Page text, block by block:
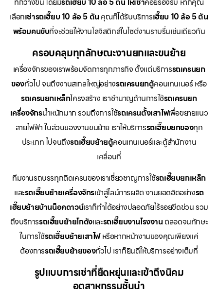
เลือกเช่ารถเฮี๊ยบ 10 ล้อ 5 ตัน คุณก็ได้รับบริการเฮี๊ยบ 10 ล้อ 5 ตัน
พร้อมคนขับที่จะช่วยให้งานโลจิสติกส์ในไซต์งานราบรื่นเช่นเดียวกัน
ครอบคลุมทุกลักษณะงานยกและขนย้าย
เครื่องจักรของเราพร้อมจัดการทุกภารกิจ ตั้งแต่บริการรถเครนยก
ของทั่วไป จนถึงงานสเกลใหญ่อย่างรถเครนยกตู้คอนเทนเนอร์ หรือ
รถเครนยกเหล็กโครงสร้าง เราชำนาญด้านการใช้รถเครนยก
เครื่องจักรน้ำหนักมาก รวมถึงการใช้รถเครนตั้งเสาไฟเพื่อขยายแนว
สายไฟฟ้า ในส่วนของงานขนย้าย เราให้บริการรถเฮี๊ยบยกของทุก
ประเภท ไปจนถึงรถเฮี๊ยบย้ายตู้คอนเทนเนอร์และตู้สำนักงาน
เคลื่อนที่
ทีมงานรถบรรทุกติดเครนของเราเชี่ยวชาญการใช้รถเฮี๊ยบยกเหล็ก
และรถเฮี๊ยบย้ายเครื่องจักรเข้าสู่ไลน์การผลิต งานยอดฮิตอย่างรถ
เฮี๊ยบย้ายบ้านน็อคดาวน์เราก็ทำได้อย่างปลอดภัยไร้รอยขีดข่วน รวม
ถึงบริการรถเฮี๊ยบย้ายโกดังและรถเฮี๊ยบงานโรงงาน ตลอดจนทักษะ
ในการใช้รถเฮี๊ยบย้ายเสาไฟหรือหากหน้างานของคุณเพียงแค่
ต้องการรถเฮี๊ยบย้ายของทั่วไป เราก็ยินดีให้บริการอย่างเต็มที่
รูปแบบการเช่าที่ยืดหยุ่นและเข้าถึงนิคม